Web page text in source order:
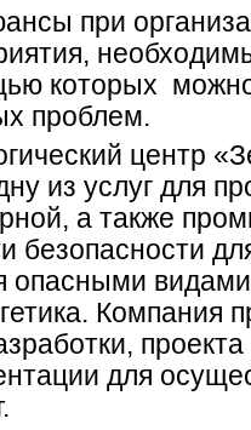
при
которых
проблем.
центр
из услуг для
а также
безопасности
опасными
Компания
для